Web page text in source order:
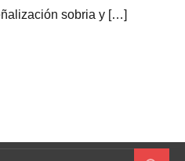
sobria y […]